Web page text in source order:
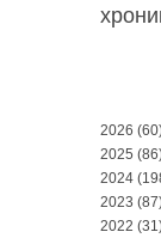
2026
2025
2024
2023
2022